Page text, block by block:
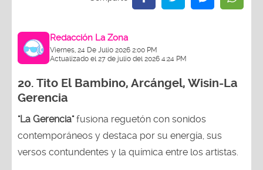
Redacción La Zona
Viernes, 24 De Julio 2026 2:00 PM
Actualizado el 27 de julio del 2026 4:24 PM
20. Tito El Bambino, Arcángel, Wisin-La
Gerencia
"La Gerencia"fusiona reguetón con sonidos
contemporáneos y destaca por su energía, sus
versos contundentes y la química entre los artistas.